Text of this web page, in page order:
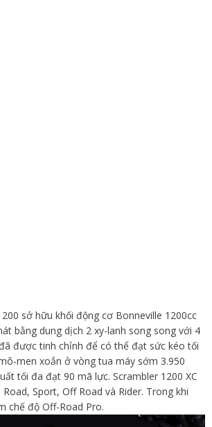
sở hữu khối động cơ Bonneville 1200cc
bằng dung dịch 2 xy-lanh song song với 4
được tinh chỉnh để có thể đạt sức kéo tối
men xoắn ở vòng tua máy sớm 3.950
tối đa đạt 90 mã lực. Scrambler 1200 XC
Sport, Off Road và Rider. Trong khi
chế độ Off-Road Pro.